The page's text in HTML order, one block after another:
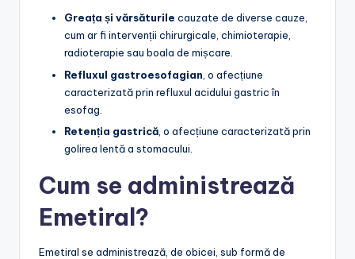
Greața și vărsăturile cauzate de diverse cauze,
cum ar fi intervenții chirurgicale, chimioterapie,
radioterapie sau boala de mișcare.
Refluxul gastroesofagian , o afecțiune
caracterizată prin refluxul acidului gastric în
esofag.
Retenția gastrică , o afecțiune caracterizată prin
golirea lentă a stomacului.
Cum se administrează
Emetiral?
Emetiral se administrează, de obicei, sub formă de